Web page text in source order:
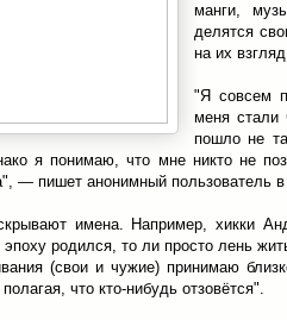
манги,
делятся
на их
"Я совсем
меня стали
пошло не
я понимаю, что мне никто не
— пишет анонимный пользователь в
имена. Например, хикки
родился, то ли просто лень
(свои и чужие) принимаю
что кто-нибудь отзовётся".